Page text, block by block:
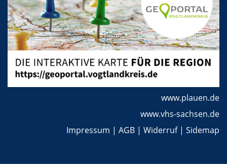
www.plauen.de
www.vhs-sachsen.de
Impressum | AGB | Widerruf| Sidemap